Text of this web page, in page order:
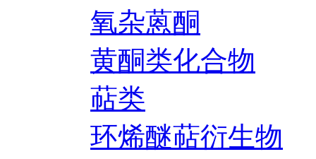
氧杂蒽酮
黄酮类化合物
萜类
环烯醚萜衍生物